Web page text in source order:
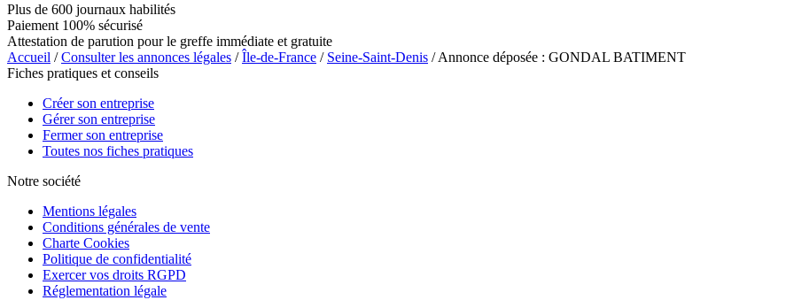
Plus de 600 journaux habilités
Paiement 100% sécurisé
Attestation de parution pour le greffe immédiate et gratuite
Accueil /Consulter les annonces légales /Île-de-France / Seine-Saint-Denis / Annonce déposée : GONDAL BATIMENT
Fiches pratiques et conseils
Créer son entreprise
Gérer son entreprise
Fermer son entreprise
Toutes nos fiches pratiques
Notre société
Mentions légales
Conditions générales de vente
Charte Cookies
Politique de confidentialité
Exercer vos droits RGPD
Réglementation légale